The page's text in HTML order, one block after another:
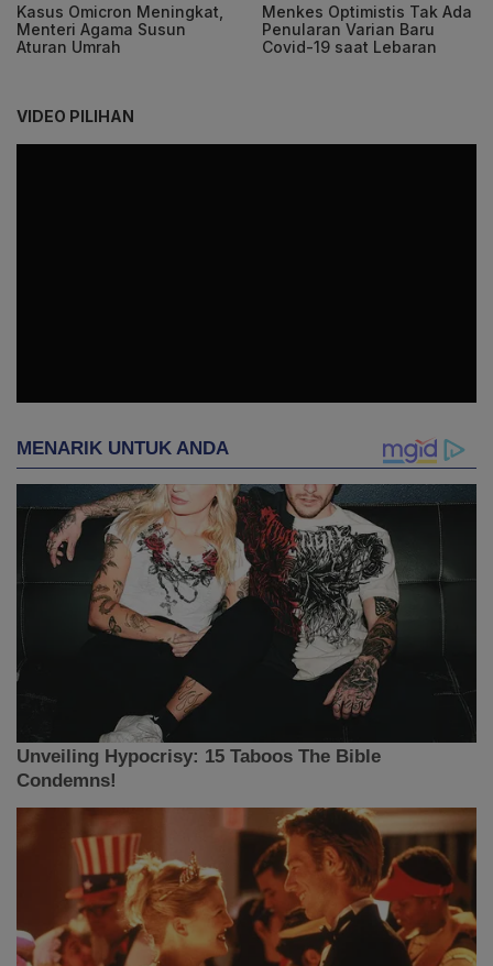
Kasus Omicron Meningkat,
Menteri Agama Susun
Aturan Umrah
Menkes Optimistis Tak Ada
Penularan Varian Baru
Covid-19 saat Lebaran
VIDEO PILIHAN